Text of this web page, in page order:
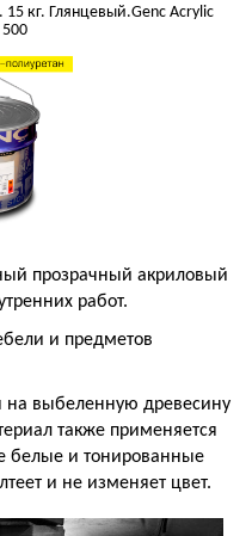
кг. Глянцевый.Genc Acrylic
500
прозрачный акриловый
работ.
и предметов
на выбеленную древесину
также применяется
белые и тонированные
и не изменяет цвет.